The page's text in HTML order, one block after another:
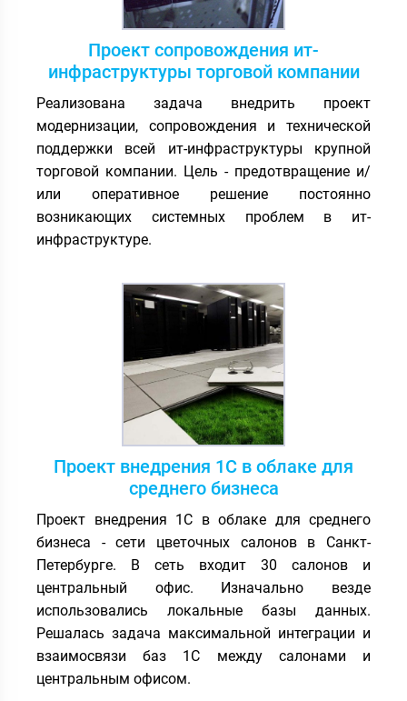
Проект сопровождения ит-
инфраструктуры торговой компании
Реализована задача внедрить проект
модернизации, сопровождения и технической
поддержки всей ит-инфраструктуры крупной
торговой компании. Цель - предотвращение и/
или оперативное решение постоянно
возникающих системных проблем в ит-
инфраструктуре.
Проект внедрения 1С в облаке для
среднего бизнеса
Проект внедрения 1С в облаке для среднего
бизнеса - сети цветочных салонов в Санкт-
Петербурге. В сеть входит 30 салонов и
центральный офис. Изначально везде
использовались локальные базы данных.
Решалась задача максимальной интеграции и
взаимосвязи баз 1С между салонами и
центральным офисом.